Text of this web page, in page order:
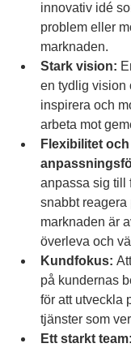
innovativ idé
problem eller
marknaden.
Stark vision:
en tydlig vision
inspirera och
arbeta mot
Flexibilitet och
anpassa sig till
snabbt reagera
marknaden är
överleva och
Kundfokus:
på kundernas
för att utveckla
tjänster som
Ett starkt team: